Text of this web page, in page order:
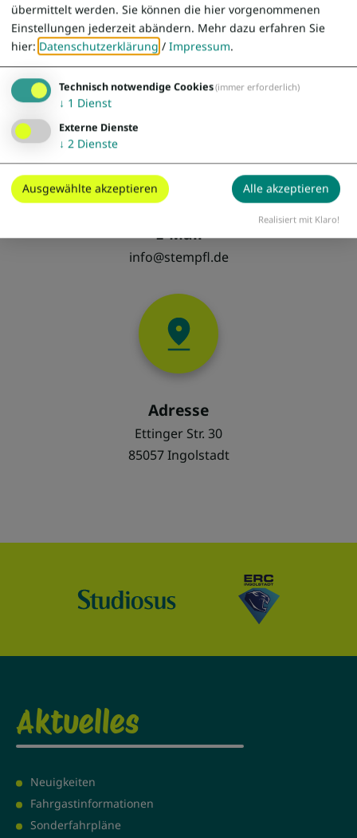
Telefon
0841 / 493010
E-Mail
info@stempfl.de
Adresse
Ettinger Str. 30
85057 Ingolstadt
Aktuelles
Neuigkeiten
Fahrgastinformationen
Sonderfahrpläne
übermittelt werden. Sie können die hier vorgenommenen
Einstellungen jederzeit abändern. Mehr dazu erfahren Sie
hier: Datenschutzerklärung / Impressum.
Technisch notwendige Cookies(immer erforderlich)
↓ 1 Dienst
Externe Dienste
↓ 2 Dienste
Ausgewählte akzeptieren Alle akzeptieren
Realisiert mit Klaro!